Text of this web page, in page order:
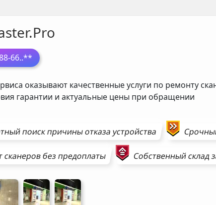
66..**
оказывают качественные услуги по ремонту
гарантии и актуальные цены при обращении
поиск причины отказа устройства
сканеровбез предоплаты Собственный склад